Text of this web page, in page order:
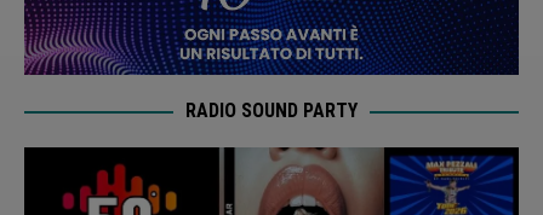
RADIO SOUND PARTY